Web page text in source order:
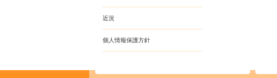
近況
個人情報保護方針